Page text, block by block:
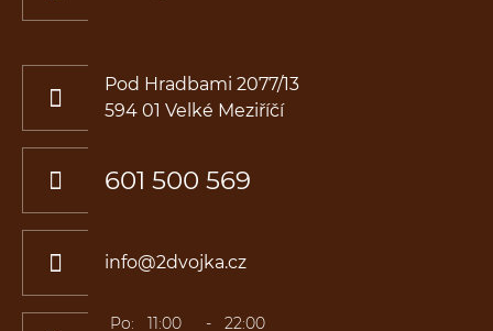
Pod Hradbami 2077/13
594 01 Velké Meziříčí
601 500 569
info@2dvojka.cz
Po: 11:00
22:00